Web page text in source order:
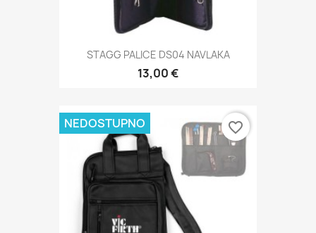
STAGG PALICE DS04 NAVLAKA
13,00 €
NEDOSTUPNO favorite_border